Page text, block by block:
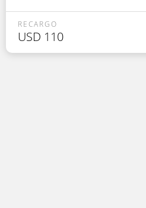
dentro del Parque. Snak incluido.
RECARGO
USD 110